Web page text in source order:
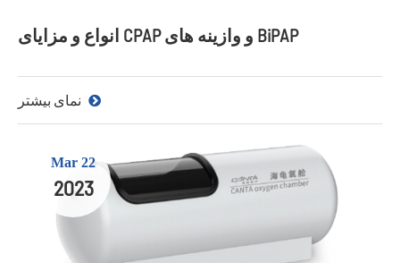
انواع و مزایای CPAP و وازینه های BiPAP
Mar 22
2023